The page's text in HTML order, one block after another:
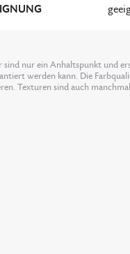
sind nur ein Anhaltspunkt und
werden kann. Die
Texturen sind auch